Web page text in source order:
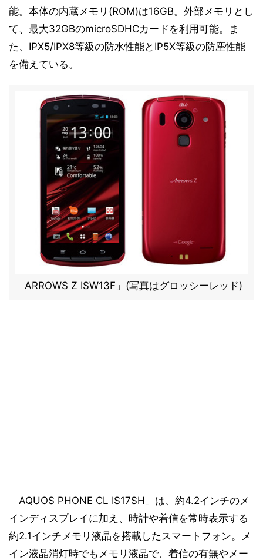
能。本体の内蔵メモリ(ROM)は16GB。外部メモリとし
て、最大32GBのmicroSDHCカードを利用可能。ま
た、IPX5/IPX8等級の防水性能とIP5X等級の防塵性能
を備えている。
「ARROWS Z ISW13F」(写真はグロッシーレッド)
「AQUOS PHONE CL IS17SH」は、約4.2インチのメ
インディスプレイに加え、時計や着信を常時表示する
約2.1インチメモリ液晶を搭載したスマートフォン。メ
イン液晶消灯時でもメモリ液晶で、着信の有無やメー